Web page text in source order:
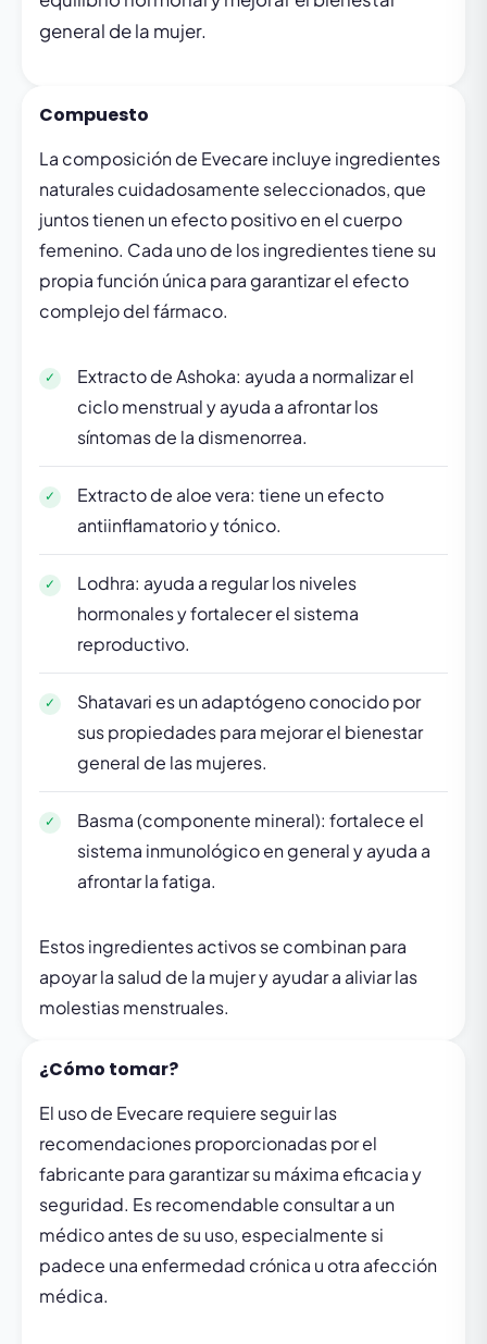
general de la mujer.
Compuesto
La composición de Evecare incluye ingredientes
naturales cuidadosamente seleccionados, que
juntos tienen un efecto positivo en el cuerpo
femenino. Cada uno de los ingredientes tiene su
propia función única para garantizar el efecto
complejo del fármaco.
Extracto de Ashoka: ayuda a normalizar el
ciclo menstrual y ayuda a afrontar los
síntomas de la dismenorrea.
Extracto de aloe vera: tiene un efecto
antiinflamatorio y tónico.
Lodhra: ayuda a regular los niveles
hormonales y fortalecer el sistema
reproductivo.
Shatavari es un adaptógeno conocido por
sus propiedades para mejorar el bienestar
general de las mujeres.
Basma (componente mineral): fortalece el
sistema inmunológico en general y ayuda a
afrontar la fatiga.
Estos ingredientes activos se combinan para
apoyar la salud de la mujer y ayudar a aliviar las
molestias menstruales.
¿Cómo tomar?
El uso de Evecare requiere seguir las
recomendaciones proporcionadas por el
fabricante para garantizar su máxima eficacia y
seguridad. Es recomendable consultar a un
médico antes de su uso, especialmente si
padece una enfermedad crónica u otra afección
médica.